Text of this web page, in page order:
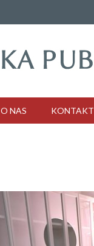
O NAS KONTAKT